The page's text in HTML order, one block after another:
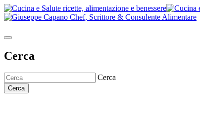
Cerca
Cerca
Cerca